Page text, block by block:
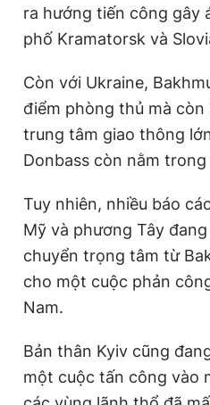
ra hướng tiến công gây
phố Kramatorsk và
Còn với Ukraine,
điểm phòng thủ mà
trung tâm giao thông
Donbass còn nằm trong
Tuy nhiên, nhiều báo
Mỹ và phương Tây
chuyển trọng tâm từ
cho một cuộc phản
Nam.
Bản thân Kyiv cũng
một cuộc tấn công vào